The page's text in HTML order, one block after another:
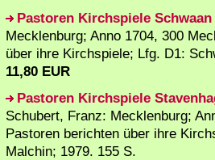
Pastoren Kirchspiele Schwaan
Mecklenburg; Anno 1704, 300
über ihre Kirchspiele; Lfg. D1:
11,80 EUR
Pastoren Kirchspiele
Schubert, Franz: Mecklenburg;
Pastoren berichten über ihre
Malchin; 1979. 155 S.